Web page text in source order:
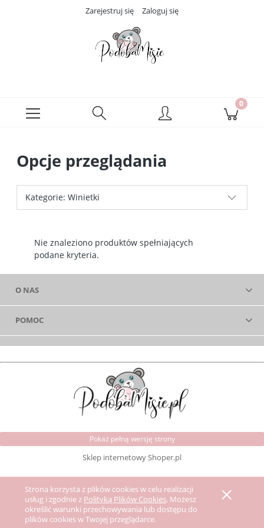
Strona korzysta z plików cookies w celu realizacji
usług i zgodnie z Polityką Plików Cookies. Możesz
określić warunki przechowywania lub dostępu do
plików cookies w Twojej przeglądarce.
Zarejestruj się Zaloguj się
Opcje przeglądania
Kategorie: Winietki
Nie znaleziono produktów spełniających
podane kryteria.
O NAS
POMOC
Pokaż pełną wersję strony
Sklep internetowy Shoper.pl